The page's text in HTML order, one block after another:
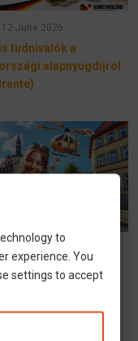
12 June 2026
tudnivalók a
alapnyugdíjról
14 December 2025
nélküli jövedelem
to
experience. You
settings to accept